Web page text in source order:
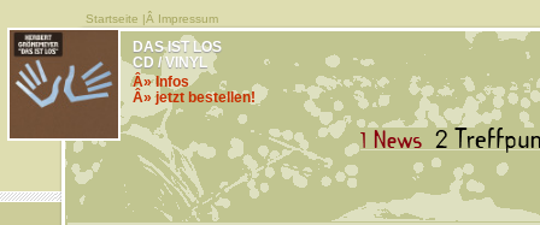
Startseite |Â Impressum
DAS IST LOS
CD / VINYL
Â» Infos
Â» jetzt bestellen!